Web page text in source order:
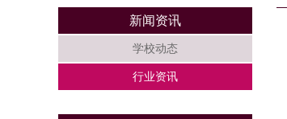
新闻资讯
学校动态
行业资讯